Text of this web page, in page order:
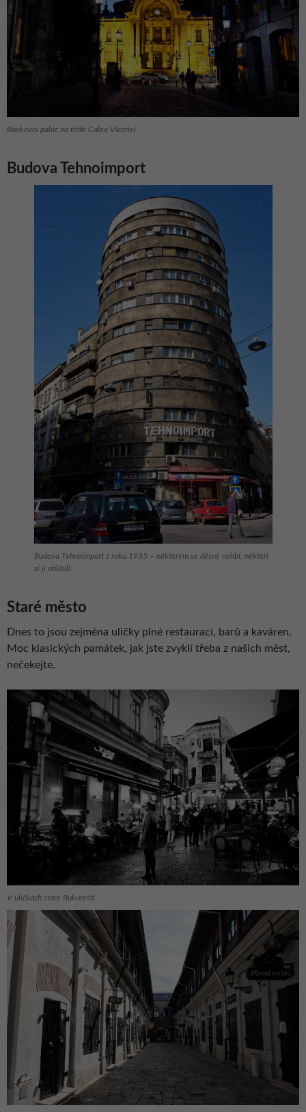
Bankovní palác na třídě Calea Vicoriei
Budova Tehnoimport
Budova Tehnoimport z roku 1935 – některým se děsně nelíbí, někteří
si ji oblíbili
Staré město
Dnes to jsou zejména uličky plné restaurací, barů a kaváren.
Moc klasických památek, jak jste zvyklí třeba z našich měst,
nečekejte.
V uličkách staré Bukurešti